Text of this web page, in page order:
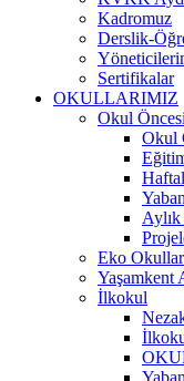
Kadromuz
Derslik-
Sertifikalar
OKULLARIMIZ
Okul
Okul
Eko
Yaşamkent
İlkokul